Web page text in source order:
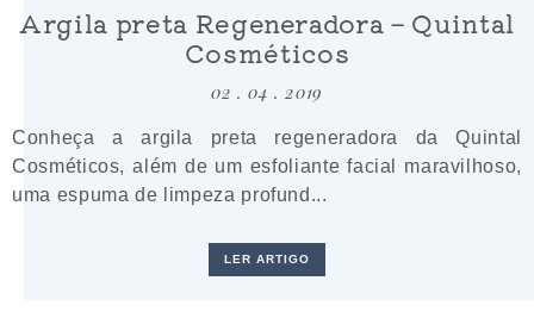
Argila preta Regeneradora – Quintal
Cosméticos
02 . 04 . 2019
Conheça a argila preta regeneradora da Quintal
Cosméticos, além de um esfoliante facial maravilhoso,
uma espuma de limpeza profund...
LER ARTIGO